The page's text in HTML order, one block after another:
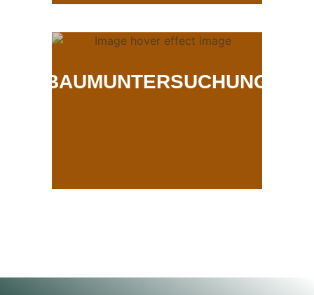
BAUMUNTERSUCHUNG